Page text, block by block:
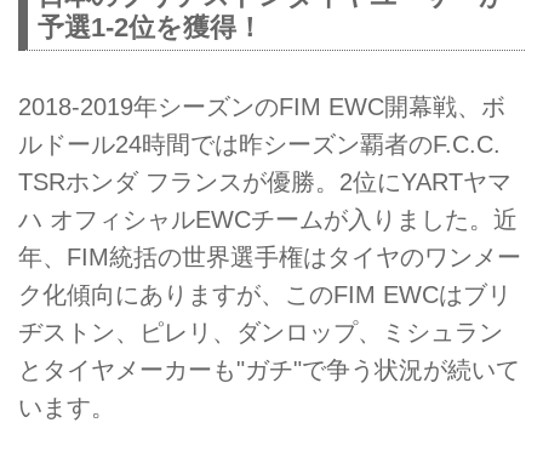
予選1-2位を獲得！
2018-2019年シーズンのFIM EWC開幕戦、ボ
ルドール24時間では昨シーズン覇者のF.C.C.
TSRホンダ フランスが優勝。2位にYARTヤマ
ハ オフィシャルEWCチームが入りました。近
年、FIM統括の世界選手権はタイヤのワンメー
ク化傾向にありますが、このFIM EWCはブリ
ヂストン、ピレリ、ダンロップ、ミシュラン
とタイヤメーカーも"ガチ"で争う状況が続いて
います。